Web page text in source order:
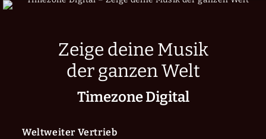
Zeige deine Musik
der ganzen Welt
Timezone Digital
Weltweiter Vertrieb